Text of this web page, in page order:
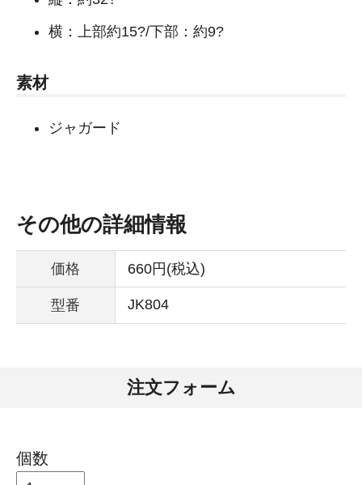
横：上部約15?/下部：約9?
素材
ジャガード
その他の詳細情報
価格 660円(税込)
型番 JK804
注文フォーム
個数